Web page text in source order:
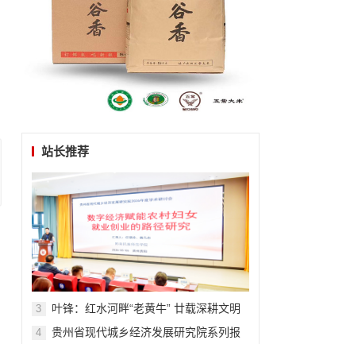
站长推荐
3
叶锋：红水河畔“老黄牛” 廿载深耕文明
4
贵州省现代城乡经济发展研究院系列报